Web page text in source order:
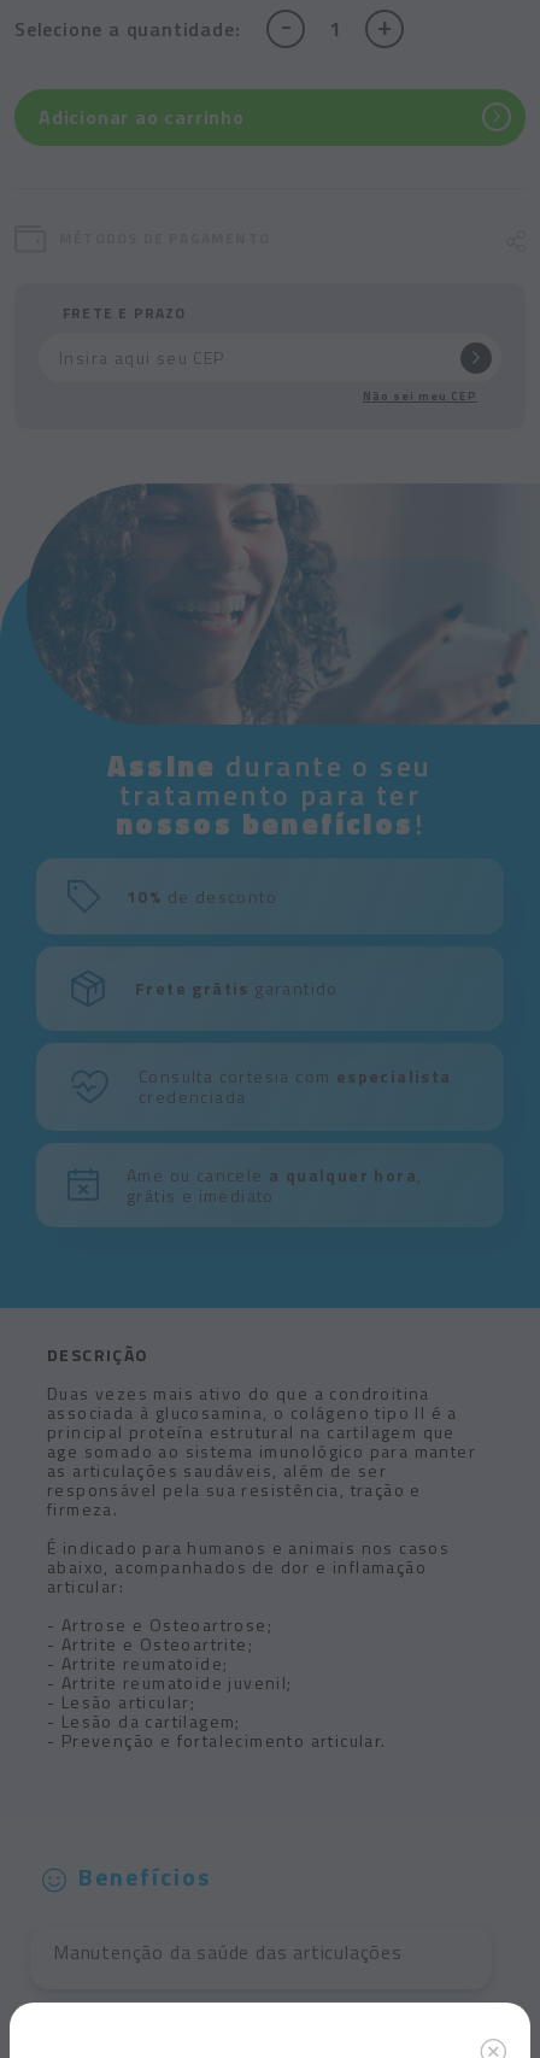
Selecione a quantidade: - +
Adicionar ao carrinho
FRETE E PRAZO
Não sei meu CEP
Assine durante o seu
tratamento para ter
nossos benefícios!
10% de desconto
Frete grátis garantido
Consulta cortesia com especialista
credenciada
Ame ou cancele a qualquer hora,
grátis e imediato
DESCRIÇÃO
Duas vezes mais ativo do que a condroitina
associada à glucosamina, o colágeno tipo II é a
principal proteína estrutural na cartilagem que
age somado ao sistema imunológico para manter
as articulações saudáveis, além de ser
responsável pela sua resistência, tração e
firmeza.
É indicado para humanos e animais nos casos
abaixo, acompanhados de dor e inflamação
articular:
- Artrose e Osteoartrose;
- Artrite e Osteoartrite;
- Artrite reumatoide;
- Artrite reumatoide juvenil;
- Lesão articular;
- Lesão da cartilagem;
- Prevenção e fortalecimento articular.
Benefícios
Manutenção da saúde das articulações